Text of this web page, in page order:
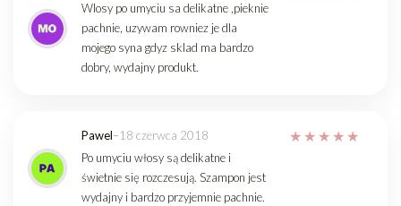
Wlosy po umyciu sa delikatne ,pieknie
pachnie, uzywam rowniez je dla
mojego syna gdyz sklad ma bardzo
dobry, wydajny produkt.
Pawel–18 czerwca 2018
Po umyciu włosy są delikatne i
świetnie się rozczesują. Szampon jest
wydajny i bardzo przyjemnie pachnie.